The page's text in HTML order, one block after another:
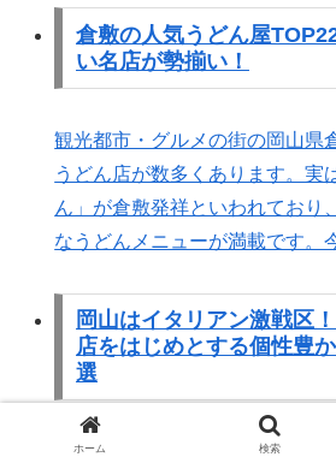
倉敷の人気うどん屋
い名店が勢揃い！
観光都市・グルメの街の岡山県
うどん店が数多くあります。実
ん」が倉敷発祥といわれており
なうどんメニューが満載です。
岡山はイタリアン激戦区
店をはじめとする個性豊
選
岡山県にはこだわりのイタリア
ホーム 検索